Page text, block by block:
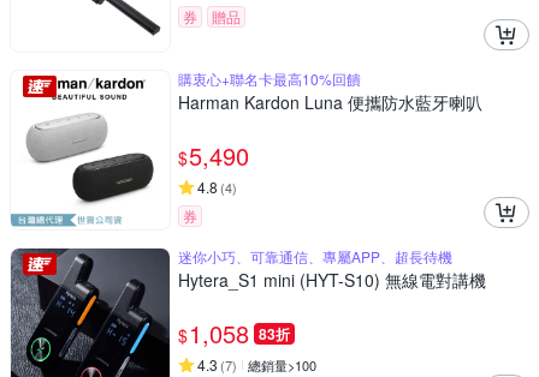
券 贈品
購衷心+聯名卡最高10%回饋
Harman Kardon Luna 便攜防水藍牙喇叭
$5,490
4.8 (4)
券
迷你小巧、可靠通信、專屬APP、超長待機
Hytera_S1 mini (HYT-S10) 無線電對講機
$1,058 83折
4.3 (7) 總銷量>100